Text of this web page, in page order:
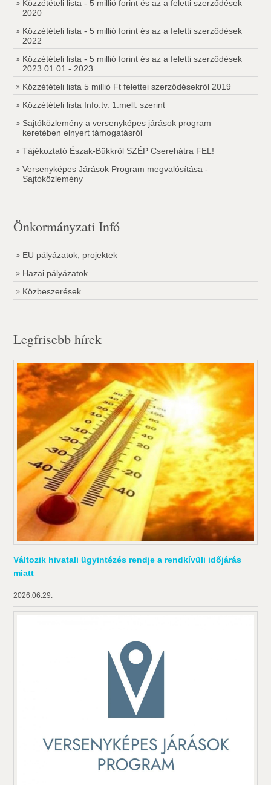
Közzétételi lista - 5 millió forint és az a feletti szerződések
2020
Közzétételi lista - 5 millió forint és az a feletti szerződések
2022
Közzétételi lista - 5 millió forint és az a feletti szerződések
2023.01.01 - 2023.
Közzétételi lista 5 millió Ft felettei szerződésekről 2019
Közzétételi lista Info.tv. 1.mell. szerint
Sajtóközlemény a versenyképes járások program
keretében elnyert támogatásról
Tájékoztató Észak-Bükkről SZÉP Cserehátra FEL!
Versenyképes Járások Program megvalósítása -
Sajtóközlemény
Önkormányzati Infó
EU pályázatok, projektek
Hazai pályázatok
Közbeszerések
Legfrisebb hírek
Változik hivatali ügyintézés rendje a rendkívüli időjárás
miatt
2026.06.29.